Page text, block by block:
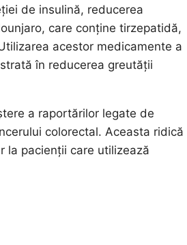
de insulină, reducerea
care conține tirzepatidă,
acestor medicamente a
în reducerea greutății
a raportărilor legate de
colorectal. Aceasta ridică
la pacienții care utilizează